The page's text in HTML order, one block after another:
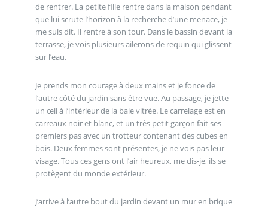
de rentrer. La petite fille rentre dans la maison pendant
que lui scrute l’horizon à la recherche d’une menace, je
me suis dit. Il rentre à son tour. Dans le bassin devant la
terrasse, je vois plusieurs ailerons de requin qui glissent
sur l’eau.
Je prends mon courage à deux mains et je fonce de
l’autre côté du jardin sans être vue. Au passage, je jette
un œil à l’intérieur de la baie vitrée. Le carrelage est en
carreaux noir et blanc, et un très petit garçon fait ses
premiers pas avec un trotteur contenant des cubes en
bois. Deux femmes sont présentes, je ne vois pas leur
visage. Tous ces gens ont l’air heureux, me dis-je, ils se
protègent du monde extérieur.
J’arrive à l’autre bout du jardin devant un mur en brique